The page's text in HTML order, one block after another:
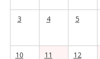
3 4 5
10
11
12